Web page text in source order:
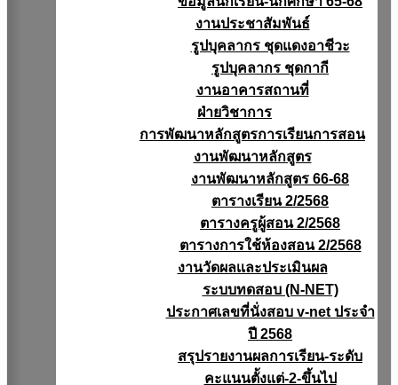
งานประชาสัมพันธ์
รูปบุคลากร ชุดแดงอาชีวะ
รูปบุคลากร ชุดกากี
งานอาคารสถานที่
ฝ่ายวิชาการ
การพัฒนาหลักสูตรการเรียนการสอน
งานพัฒนาหลักสูตร
งานพัฒนาหลักสูตร 66-68
ตารางเรียน 2/2568
ตารางครูผู้สอน 2/2568
ตารางการใช้ห้องสอน 2/2568
งานวัดผลเเละประเมินผล
ระบบทดสอบ (N-NET)
ประกาศเลขที่นั่งสอบ v-net ประจำ
ปี 2568
สรุปรายงานผลการเรียน-ระดับ
คะแนนตั้งแต่-2-ขึ้นไป